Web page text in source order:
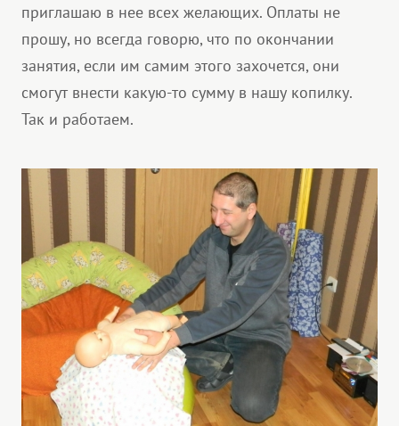
приглашаю в нее всех желающих. Оплаты не
прошу, но всегда говорю, что по окончании
занятия, если им самим этого захочется, они
смогут внести какую-то сумму в нашу копилку.
Так и работаем.